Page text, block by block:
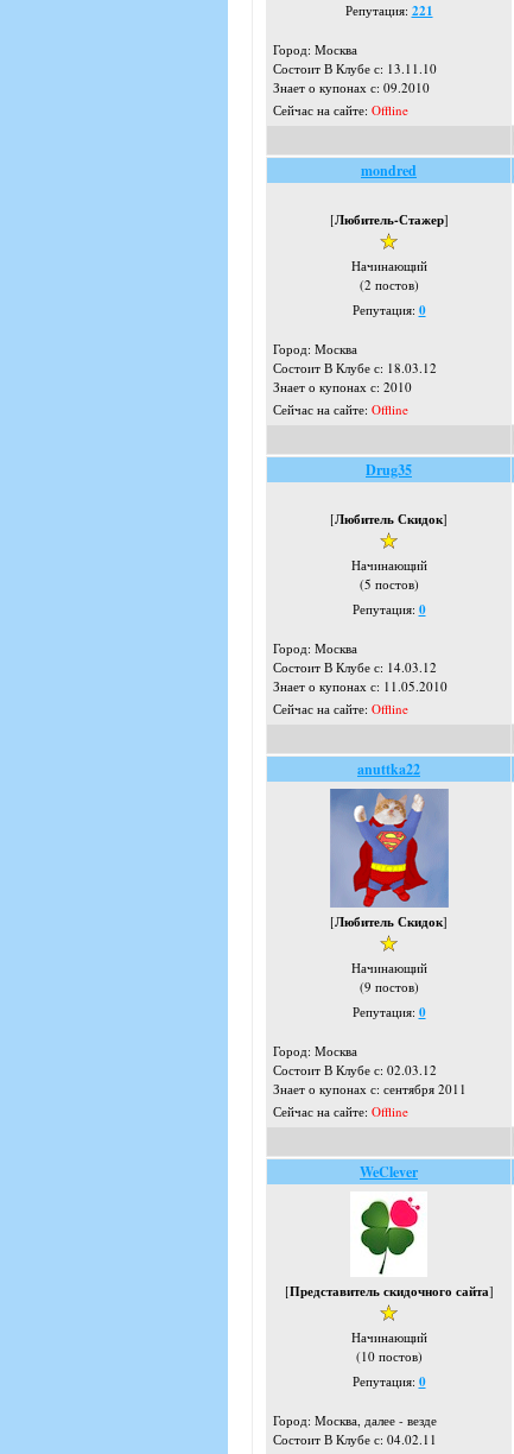
Репутация: 221
Город: Москва
Состоит В Клубе с: 13.11.10
Знает о купонах с: 09.2010
Сейчас на сайте: Offline
mondred
[Любитель-Стажер]
Начинающий
(2 постов)
Репутация: 0
Город: Москва
Состоит В Клубе с: 18.03.12
Знает о купонах с: 2010
Сейчас на сайте: Offline
Drug35
[Любитель Скидок]
Начинающий
(5 постов)
Репутация: 0
Город: Москва
Состоит В Клубе с: 14.03.12
Знает о купонах с: 11.05.2010
Сейчас на сайте: Offline
anuttka22
[Любитель Скидок]
Начинающий
(9 постов)
Репутация: 0
Город: Москва
Состоит В Клубе с: 02.03.12
Знает о купонах с: сентября 2011
Сейчас на сайте: Offline
WeClever
[Представитель скидочного сайта]
Начинающий
(10 постов)
Репутация: 0
Город: Москва, далее - везде
Состоит В Клубе с: 04.02.11